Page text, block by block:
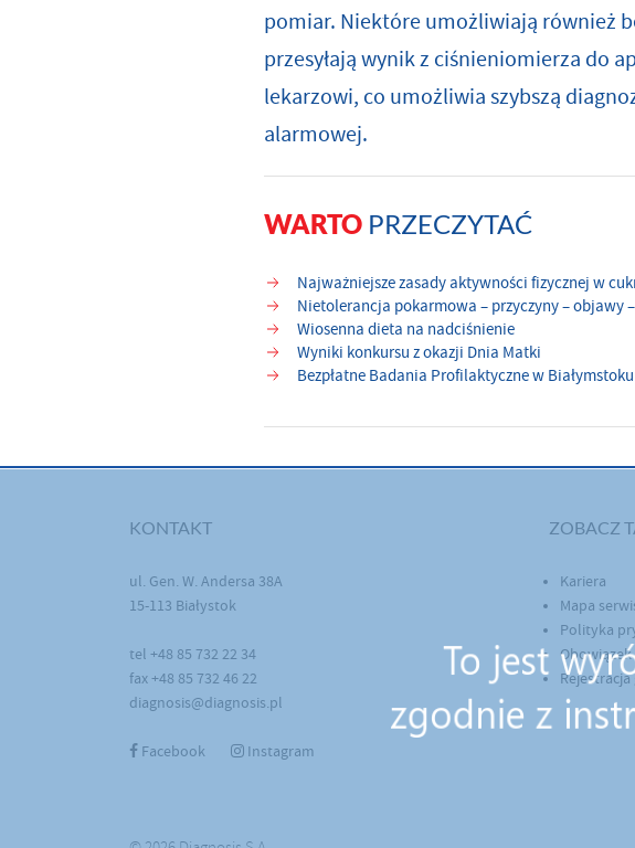
pomiar. Niektóre umożliwiają również
przesyłają wynik z ciśnieniomierza do
lekarzowi, co umożliwia szybszą
alarmowej.
WARTO PRZECZYTAĆ
Najważniejsze zasady aktywności fizycznej w
Nietolerancja pokarmowa – przyczyny – objawy
Wiosenna dieta na nadciśnienie
Wyniki konkursu z okazji Dnia Matki
Bezpłatne Badania Profilaktyczne w Białymstoku
KONTAKT
ul. Gen. W. Andersa 38A
15-113 Białystok
tel +48 85 732 22 34
fax +48 85 732 46 22
diagnosis@diagnosis.pl
Facebook Instagram
ZOBACZ
Kariera
Mapa
Polityka